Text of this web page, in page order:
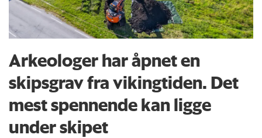
Arkeologer har åpnet en
skipsgrav fra vikingtiden. Det
mest spennende kan ligge
under skipet